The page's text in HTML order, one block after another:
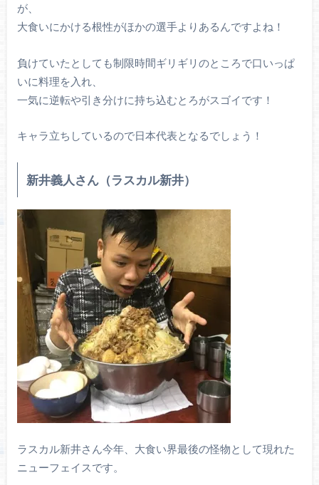
が、
大食いにかける根性がほかの選手よりあるんですよね！
負けていたとしても制限時間ギリギリのところで口いっぱ
いに料理を入れ、
一気に逆転や引き分けに持ち込むとろがスゴイです！
キャラ立ちしているので日本代表となるでしょう！
新井義人さん（ラスカル新井）
ラスカル新井さん今年、大食い界最後の怪物として現れた
ニューフェイスです。